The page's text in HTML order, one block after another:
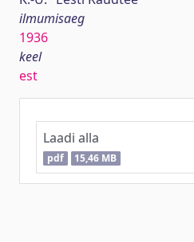
ilmumisaeg
1936
keel
est
Laadi alla
pdf 15,46 MB